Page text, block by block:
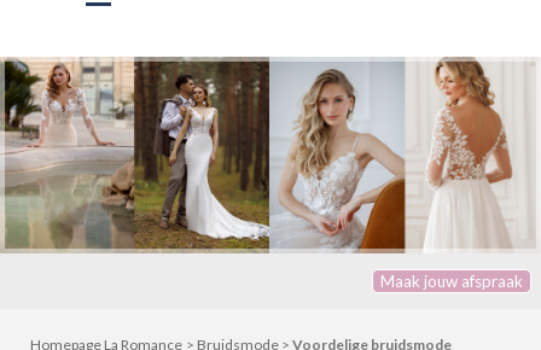
Maak jouw afspraak
Homepage La Romance > Bruidsmode > Voordelige bruidsmode